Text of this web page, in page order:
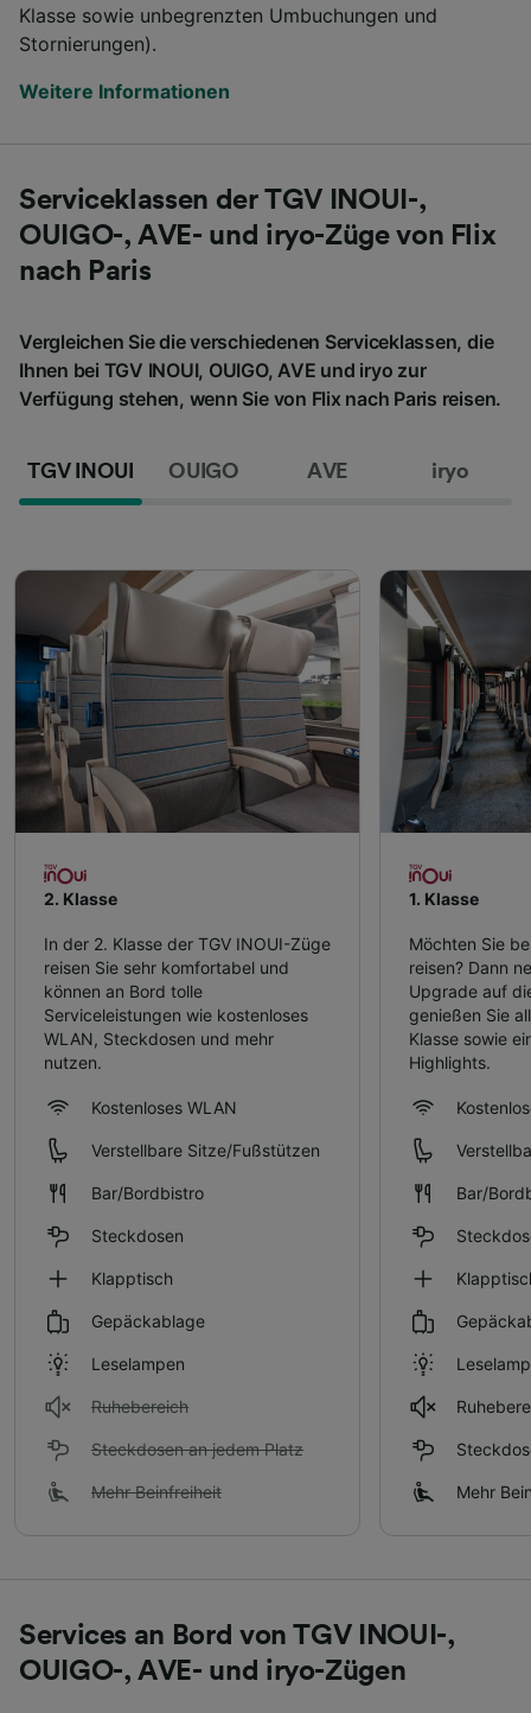
Klasse sowie unbegrenzten Umbuchungen und
Stornierungen).
Weitere Informationen
Serviceklassen der TGV INOUI-,
OUIGO-, AVE- und iryo-Züge von Flix
nach Paris
Vergleichen Sie die verschiedenen Serviceklassen, die
Ihnen bei TGV INOUI, OUIGO, AVE und iryo zur
Verfügung stehen, wenn Sie von Flix nach Paris reisen.
TGV INOUI OUIGO AVE iryo
2. Klasse
In der 2. Klasse der TGV INOUI-Züge
reisen Sie sehr komfortabel und
können an Bord tolle
Serviceleistungen wie kostenloses
WLAN, Steckdosen und mehr
nutzen.
Kostenloses WLAN
Verstellbare Sitze/Fußstützen
Bar/Bordbistro
Steckdosen
Klapptisch
Gepäckablage
Leselampen
Ruhebereich
Steckdosen an jedem Platz
Mehr Beinfreiheit
1. Klasse
Möchten Sie
reisen? Dann
Upgrade auf
genießen Sie
Klasse sowie
Highlights.
Bar/
Mehr
Services an Bord von TGV INOUI-,
OUIGO-, AVE- und iryo-Zügen